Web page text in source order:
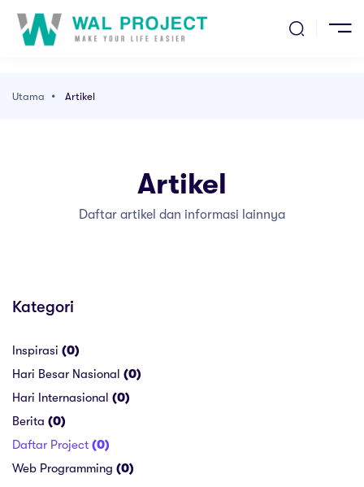
Utama Artikel
Artikel
Daftar artikel dan informasi lainnya
Kategori
Inspirasi (0)
Hari Besar Nasional (0)
Hari Internasional (0)
Berita (0)
Daftar Project (0)
Web Programming (0)